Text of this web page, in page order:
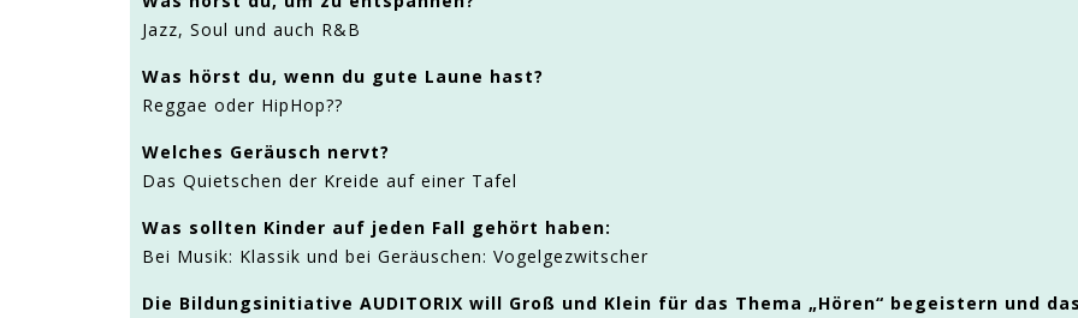
Jazz, Soul und auch R&B
Was hörst du, wenn du gute Laune hast?
Reggae oder HipHop??
Welches Geräusch nervt?
Das Quietschen der Kreide auf einer Tafel
Was sollten Kinder auf jeden Fall gehört haben:
Bei Musik: Klassik und bei Geräuschen: Vogelgezwitscher
Die Bildungsinitiative AUDITORIX will Groß und Klein für das Thema „Hören“ begeistern und